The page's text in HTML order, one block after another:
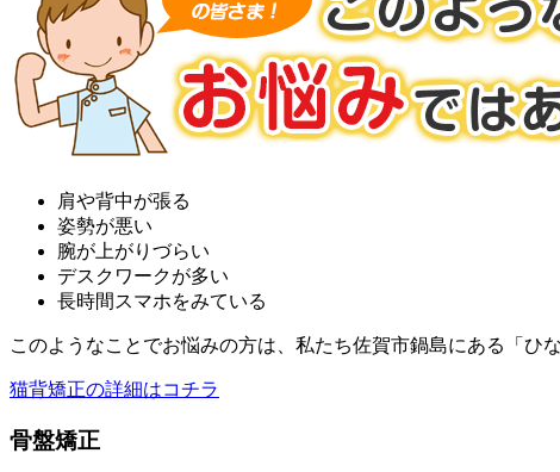
肩や背中が張る
姿勢が悪い
腕が上がりづらい
デスクワークが多い
長時間スマホをみている
このようなことでお悩みの方は、私たち佐賀市鍋島にある「ひ
猫背矯正の詳細はコチラ
骨盤矯正